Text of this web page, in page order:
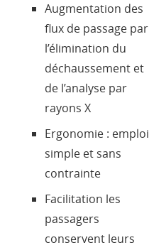
Augmentation des
flux de passage par
l’élimination du
déchaussement et
de l’analyse par
rayons X
Ergonomie : emploi
simple et sans
contrainte
Facilitation les
passagers
conservent leurs